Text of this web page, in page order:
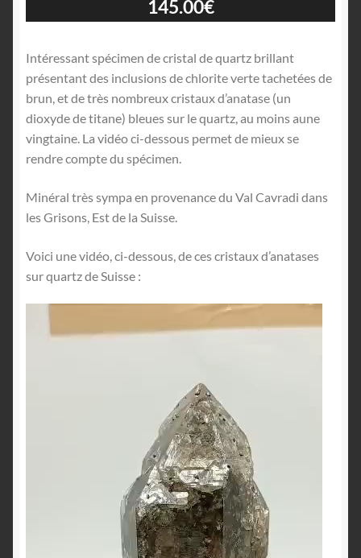
145.00€
Intéressant spécimen de cristal de quartz brillant
présentant des inclusions de chlorite verte tachetées de
brun, et de très nombreux cristaux d’anatase (un
dioxyde de titane) bleues sur le quartz, au moins aune
vingtaine. La vidéo ci-dessous permet de mieux se
rendre compte du spécimen.
Minéral très sympa en provenance du Val Cavradi dans
les Grisons, Est de la Suisse.
Voici une vidéo, ci-dessous, de ces cristaux d’anatases
sur quartz de Suisse :
vidéo